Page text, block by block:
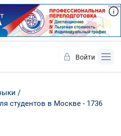
Войти
студентов в Москве - 1736
Нет